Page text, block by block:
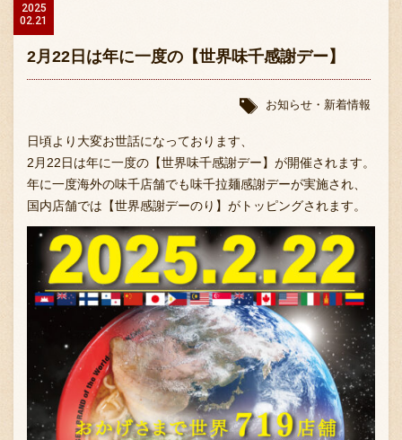
2025
02.21
2月22日は年に一度の【世界味千感謝デー】
お知らせ・新着情報
日頃より大変お世話になっております、
2月22日は年に一度の【世界味千感謝デー】が開催されます。
年に一度海外の味千店舗でも味千拉麺感謝デーが実施され、
国内店舗では【世界感謝デーのり】がトッピングされます。